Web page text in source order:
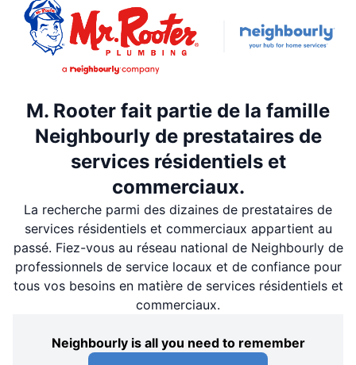
M. Rooter fait partie de la famille
Neighbourly de prestataires de
services résidentiels et
commerciaux.
La recherche parmi des dizaines de prestataires de
services résidentiels et commerciaux appartient au
passé. Fiez-vous au réseau national de Neighbourly de
professionnels de service locaux et de confiance pour
tous vos besoins en matière de services résidentiels et
commerciaux.
Neighbourly is all you need to remember